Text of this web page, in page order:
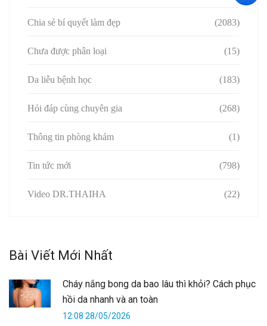
Chia sẻ bí quyết làm đẹp (2083)
Chưa được phân loại (15)
Da liễu bệnh học (183)
Hỏi đáp cùng chuyên gia (268)
Thông tin phòng khám (1)
Tin tức mới (798)
Video DR.THAIHA (22)
Bài Viết Mới Nhất
Cháy nắng bong da bao lâu thì khỏi? Cách phục
hồi da nhanh và an toàn
12:08 28/05/2026